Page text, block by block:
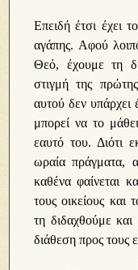
Επειδή έτσι έχει
αγάπης. Αφού
Θεό, έχουμε τη
στιγμή της
αυτού δεν
μπορεί να το
εαυτό του. Διότι
ωραία πράγματα,
καθένα φαίνεται
τους οικείους και
τη διδαχθούμε
διάθεση προς τους